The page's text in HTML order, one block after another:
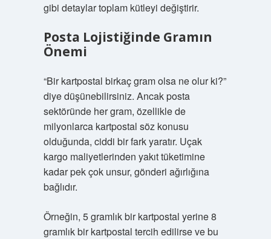
gibi detaylar toplam kütleyi değiştirir.
Posta Lojistiğinde Gramın
Önemi
“Bir kartpostal birkaç gram olsa ne olur ki?”
diye düşünebilirsiniz. Ancak posta
sektöründe her gram, özellikle de
milyonlarca kartpostal söz konusu
olduğunda, ciddi bir fark yaratır. Uçak
kargo maliyetlerinden yakıt tüketimine
kadar pek çok unsur, gönderi ağırlığına
bağlıdır.
Örneğin, 5 gramlık bir kartpostal yerine 8
gramlık bir kartpostal tercih edilirse ve bu